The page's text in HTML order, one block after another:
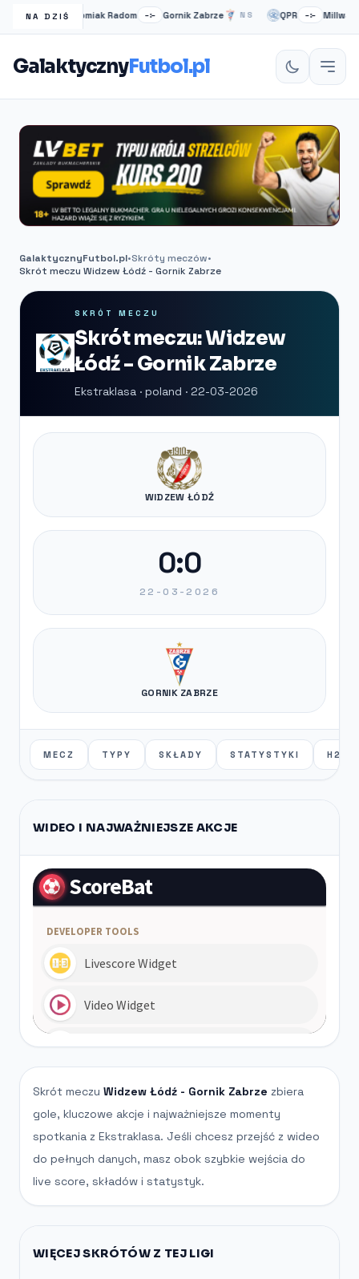
NA DZIŚ
NS Radomiak Radom –:– Gornik Zabrze NS QPR –:– Millwall
GalaktycznyFutbol.pl
GalaktycznyFutbol.pl•Skróty meczów•
Skrót meczu Widzew Łódź - Gornik Zabrze
SKRÓT MECZU
Skrót meczu: Widzew
Łódź - Gornik Zabrze
Ekstraklasa · poland · 22-03-2026
WIDZEW ŁÓDŹ
0:0
22-03-2026
GORNIK ZABRZE
MECZ TYPY SKŁADY STATYSTYKI H2H
WIDEO I NAJWAŻNIEJSZE AKCJE
Skrót meczu Widzew Łódź - Gornik Zabrze zbiera
gole, kluczowe akcje i najważniejsze momenty
spotkania z Ekstraklasa. Jeśli chcesz przejść z wideo
do pełnych danych, masz obok szybkie wejścia do
live score, składów i statystyk.
WIĘCEJ SKRÓTÓW Z TEJ LIGI